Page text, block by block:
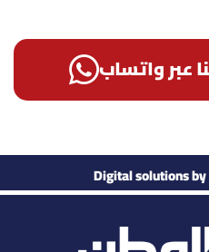
عبر واتساب
Digital solutions by